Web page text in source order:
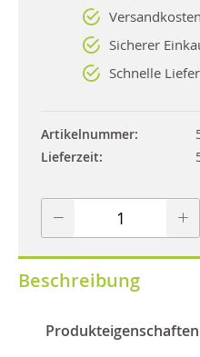
Sicherer
Schnelle
Artikelnummer
Lieferzeit
Beschreibung
Produkteigenschaften